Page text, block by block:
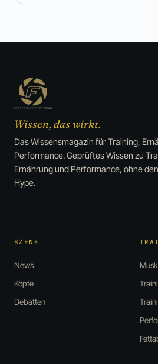
Wissen, das wirkt.
Das Wissensmagazin für Training,
Performance. Geprüftes Wissen zu
Ernährung und Performance, ohne
Hype.
SZENE
News
Köpfe
Debatten